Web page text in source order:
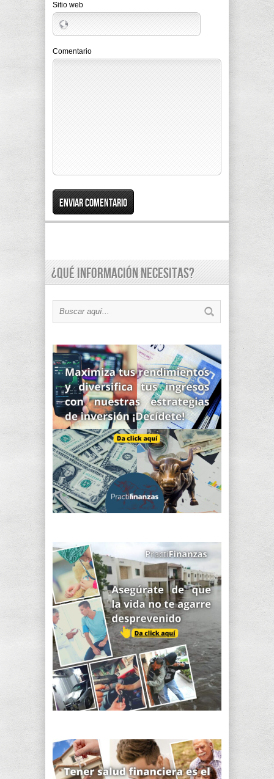
Sitio web
Comentario
¿Qué información necesitas?